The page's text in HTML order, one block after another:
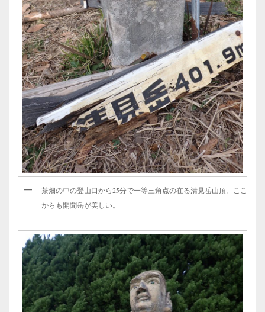
茶畑の中の登山口から25分で一等三角点の在る清見岳山頂。ここ
からも開聞岳が美しい。